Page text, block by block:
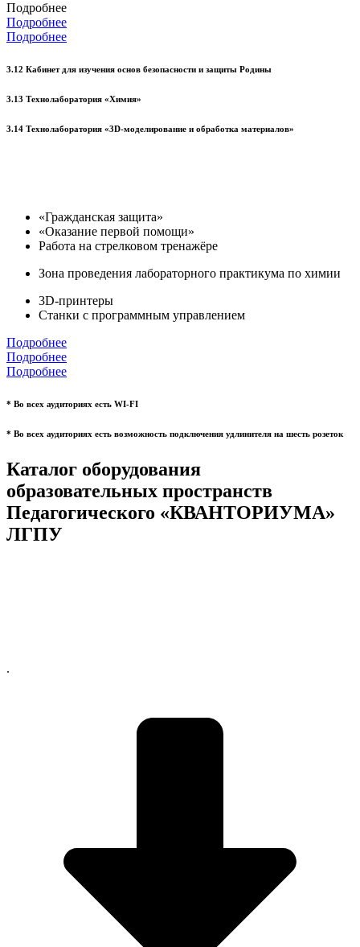
Подробнее
Подробнее
Подробнее
3.12 Кабинет для изучения основ безопасности и защиты Родины
3.13 Технолаборатория «Химия»
3.14 Технолаборатория «3D-моделирование и обработка материалов»
«Гражданская защита»
«Оказание первой помощи»
Работа на стрелковом тренажёре
Зона проведения лабораторного практикума по химии
3D-принтеры
Станки с программным управлением
Подробнее
Подробнее
Подробнее
* Во всех аудиториях есть WI-FI
* Во всех аудиториях есть возможность подключения удлинителя на шесть розеток
Каталог оборудования
образовательных пространств
Педагогического «КВАНТОРИУМА»
ЛГПУ
.